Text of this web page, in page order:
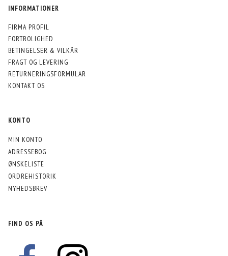
INFORMATIONER
FIRMA PROFIL
FORTROLIGHED
BETINGELSER & VILKÅR
FRAGT OG LEVERING
RETURNERINGSFORMULAR
KONTAKT OS
KONTO
MIN KONTO
ADRESSEBOG
ØNSKELISTE
ORDREHISTORIK
NYHEDSBREV
FIND OS PÅ